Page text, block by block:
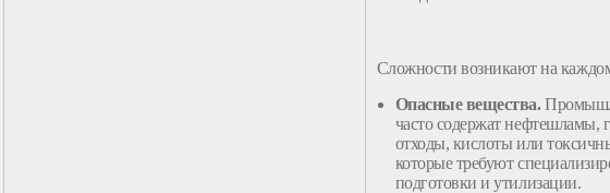
Сложности возникают на
Опасные вещества.
часто содержат нефтешламы,
отходы, кислоты или
которые требуют
подготовки иутилизации.